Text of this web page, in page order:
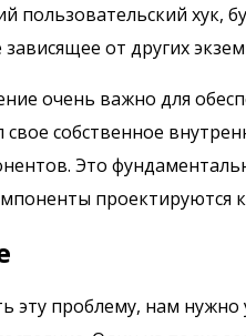
пользовательский хук,
зависящее от других
очень важно для
собственное
Это
проектируются
эту проблему, нам